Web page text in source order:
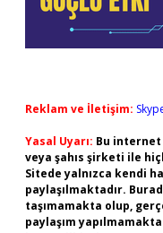
Reklam ve İletişim:
Yasal Uyarı: Bu
veya şahıs şirketi ile
Sitede yalnızca kendi
paylaşılmaktadır.
taşımamakta olup,
paylaşım